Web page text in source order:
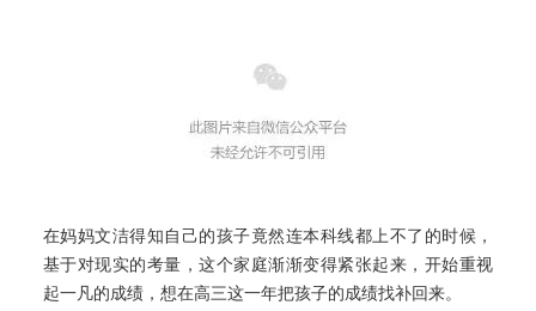
在妈妈文洁得知自己的孩子竟然连本科线都上不了的时候，
基于对现实的考量，这个家庭渐渐变得紧张起来，开始重视
起一凡的成绩，想在高三这一年把孩子的成绩找补回来。